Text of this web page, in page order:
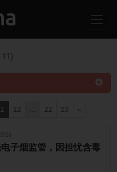
12 22 23 »
子烟监管，因担忧含毒